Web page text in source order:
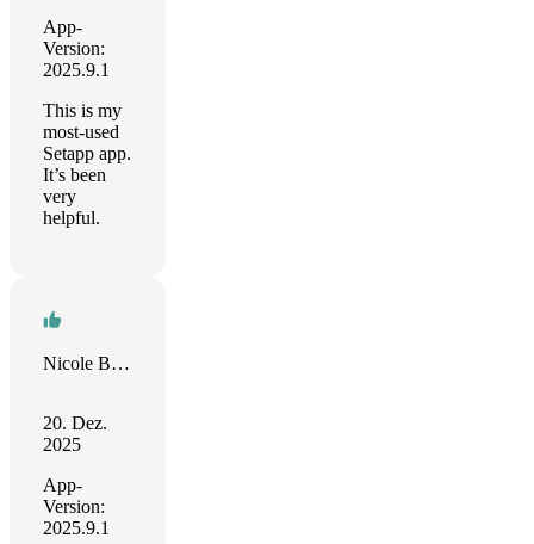
App-
Version:
2025.9.1
This is my
most-used
Setapp app.
It’s been
very
helpful.
Nicole Belhumeur
20. Dez.
2025
App-
Version:
2025.9.1